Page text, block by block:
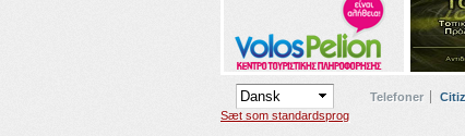
Sæt som standardsprog
Telefoner